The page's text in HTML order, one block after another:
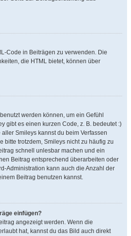
Code in Beiträgen zu verwenden. Die
die HTML bietet, können über
werden können, um ein Gefühl
gibt es einen kurzen Code, z. B. bedeutet :)
Smileys kannst du beim Verfassen
bitte trotzdem, Smileys nicht zu häufig zu
schnell unlesbar machen und ein
Beitrag entsprechend überarbeiten oder
Administration kann auch die Anzahl der
Beitrag benutzen kannst.
einfügen?
angezeigt werden. Wenn die
hat, kannst du das Bild auch direkt